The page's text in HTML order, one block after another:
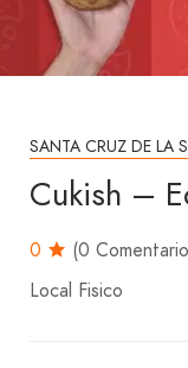
SANTA CRUZ DE LA
Cukish –
0
(0
Local Fisico